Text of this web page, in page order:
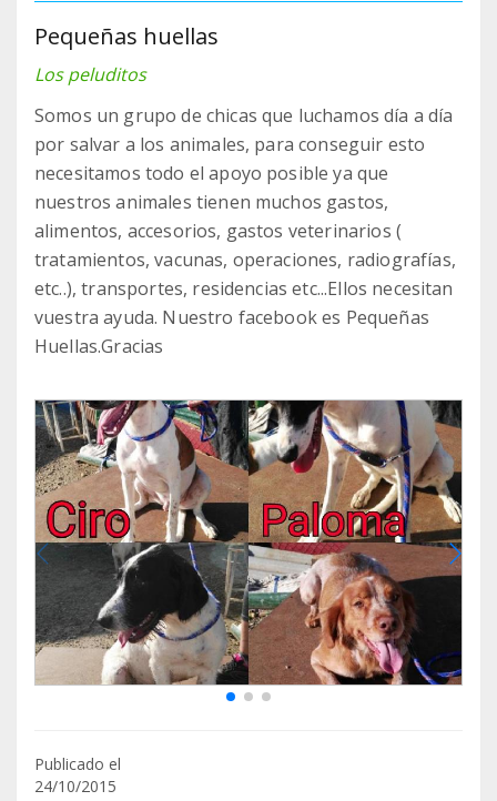
Pequeñas huellas
Los peluditos
Somos un grupo de chicas que luchamos día a día
por salvar a los animales, para conseguir esto
necesitamos todo el apoyo posible ya que
nuestros animales tienen muchos gastos,
alimentos, accesorios, gastos veterinarios (
tratamientos, vacunas, operaciones, radiografías,
etc..), transportes, residencias etc...Ellos necesitan
vuestra ayuda. Nuestro facebook es Pequeñas
Huellas.Gracias
Publicado el
24/10/2015